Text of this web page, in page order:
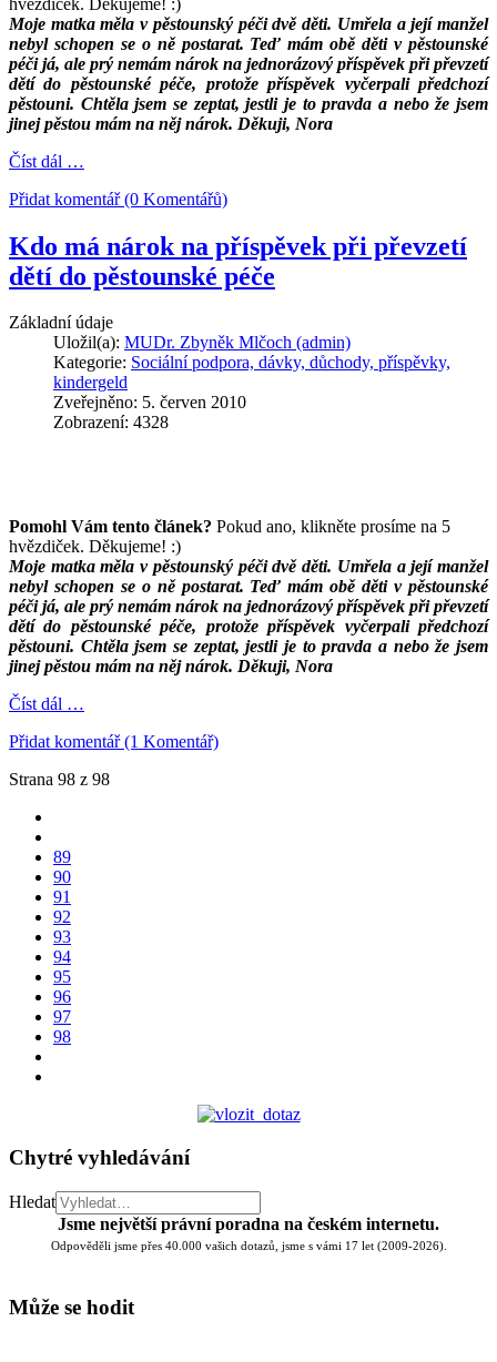
Moje matka měla v pěstounský péči dvě děti. Umřela a její manžel
nebyl schopen se o ně postarat. Teď mám obě děti v pěstounské
péči já, ale prý nemám nárok na jednorázový příspěvek při převzetí
dětí do pěstounské péče, protože příspěvek vyčerpali předchozí
pěstouni. Chtěla jsem se zeptat, jestli je to pravda a nebo že jsem
jinej pěstou mám na něj nárok. Děkuji, Nora
Číst dál …
Přidat komentář (0 Komentářů)
Kdo má nárok na příspěvek při převzetí
dětí do pěstounské péče
Základní údaje
Uložil(a): MUDr. Zbyněk Mlčoch (admin)
Kategorie: Sociální podpora, dávky, důchody, příspěvky,
kindergeld
Zveřejněno: 5. červen 2010
Zobrazení: 4328
Pomohl Vám tento článek? Pokud ano, klikněte prosíme na 5
hvězdiček. Děkujeme! :)
Moje matka měla v pěstounský péči dvě děti. Umřela a její manžel
nebyl schopen se o ně postarat. Teď mám obě děti v pěstounské
péči já, ale prý nemám nárok na jednorázový příspěvek při převzetí
dětí do pěstounské péče, protože příspěvek vyčerpali předchozí
pěstouni. Chtěla jsem se zeptat, jestli je to pravda a nebo že jsem
jinej pěstou mám na něj nárok. Děkuji, Nora
Číst dál …
Přidat komentář (1 Komentář)
Strana 98 z 98
89
90
91
92
93
94
95
96
97
98
Chytré vyhledávání
Hledat
Jsme největší právní poradna na českém internetu.
Odpověděli jsme přes 40.000 vašich dotazů, jsme s vámi 17 let (2009-2026).
Může se hodit